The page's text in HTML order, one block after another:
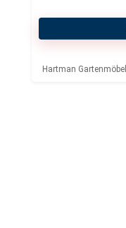
Hartman Gartenmöbel